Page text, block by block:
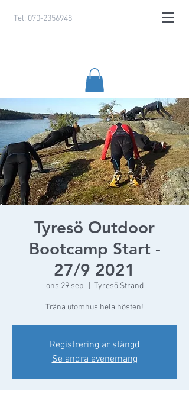
Tel: 070-2356948
Tyresö Outdoor
Bootcamp Start -
27/9 2021
ons 29 sep. Tyresö Strand
Träna utomhus hela hösten!
Registrering är stängd
Se andra evenemang